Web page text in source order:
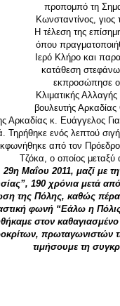
προπομπό τη
Κωνσταντίνος,
H τέλεση της
όπου
Iερό Κλήρο και
κατάθεση
εκπροσώπησε ο
Κλιματικής
βουλευτής
Αρκαδίας κ. Eυάγγελος
Τηρήθηκε ενός λεπτού
από τον
Tζόκα, ο οποίος μεταξύ
Μαΐου 2011, μαζί με
190 χρόνια μετά
της Πόλης, καθώς
φωνή “Eάλω η
στον
πρωταγωνιστών
τιμήσουμε τη